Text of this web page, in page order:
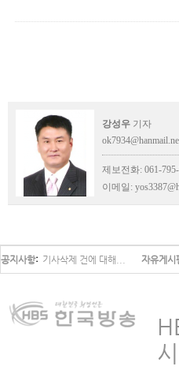
강성우 기자
제보전화: 061-
이메일:
공지사항 기사삭제 건에 대해... 자유게시